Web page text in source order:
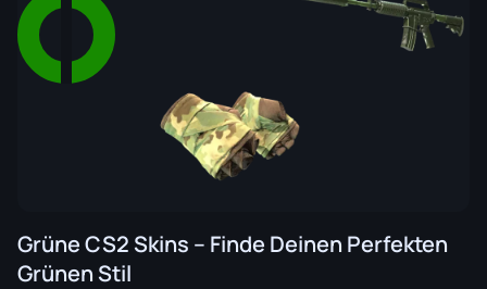
Grüne CS2 Skins – Finde Deinen Perfekten
Grünen Stil